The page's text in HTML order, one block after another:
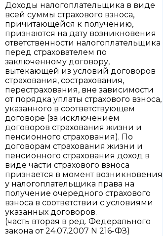
Доходы налогоплательщика в виде
всей суммы страхового взноса,
причитающейся к получению,
признаются на дату возникновения
ответственности налогоплательщика
перед страхователем по
заключенному договору,
вытекающей из условий договоров
страхования, сострахования,
перестрахования, вне зависимости
от порядка уплаты страхового взноса,
указанного в соответствующем
договоре (за исключением
договоров страхования жизни и
пенсионного страхования). По
договорам страхования жизни и
пенсионного страхования доход в
виде части страхового взноса
признается в момент возникновения
у налогоплательщика права на
получение очередного страхового
взноса в соответствии с условиями
указанных договоров.
(часть вторая в ред. Федерального
закона от 24.07.2007 N 216-ФЗ)